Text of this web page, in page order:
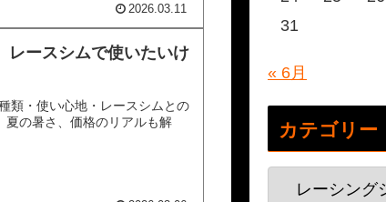
2026.03.11
レースシムで使いたいけ
類・使い心地・レースシムとの
夏の暑さ、価格のリアルも解
31
« 6月
カテゴリー